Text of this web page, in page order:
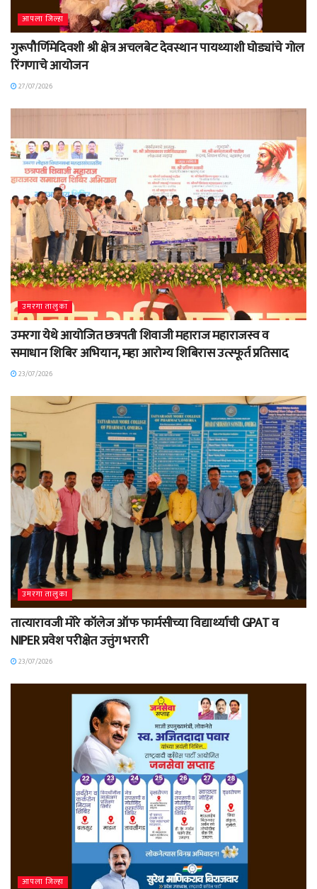
आपला जिल्हा
गुरूपौर्णिमेदिवशी श्री क्षेत्र अचलबेट देवस्थान पायथ्याशी घोड्यांचे गोल
रिंगणाचे आयोजन
27/07/2026
उमरगा तालुका
उमरगा येथे आयोजित छत्रपती शिवाजी महाराज महाराजस्व व
समाधान शिबिर अभियान, महा आरोग्य शिबिरास उत्स्फूर्त प्रतिसाद
23/07/2026
उमरगा तालुका
तात्यारावजी मोरे कॉलेज ऑफ फार्मसीच्या विद्यार्थ्याची GPAT व
NIPER प्रवेश परीक्षेत उत्तुंग भरारी
23/07/2026
आपला जिल्हा